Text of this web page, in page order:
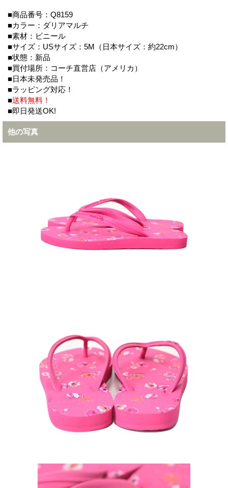
■商品番号：Q8159
■カラー：ダリアマルチ
■素材：ビニール
■サイズ：USサイズ：5M（日本サイズ：約22cm）
■状態：新品
■買付場所：コーチ直営店（アメリカ）
■日本未発売品！
■ラッピング対応！
■送料無料！
■即日発送OK!
他の写真